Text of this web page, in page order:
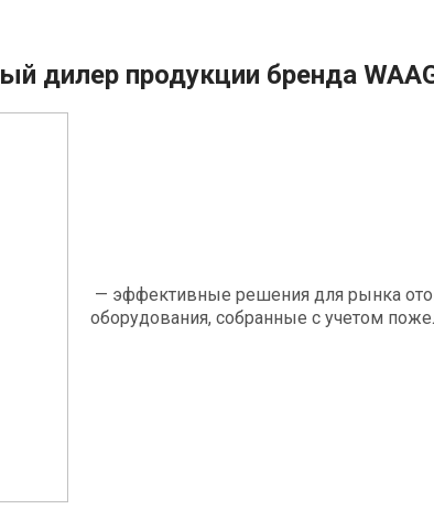
дилер продукции бренда
— эффективные решения для рынка
оборудования, собранные с учетом